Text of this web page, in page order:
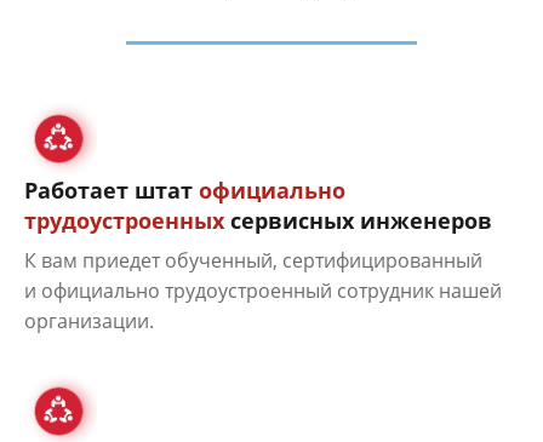
Работает штат официально
трудоустроенных сервисных инженеров
К вам приедет обученный, сертифицированный
и официально трудоустроенный сотрудник нашей
организации.